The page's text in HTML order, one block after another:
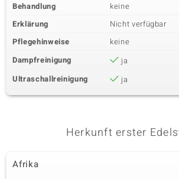
Behandlung
keine
Erklärung
Nicht verfügbar
Pflegehinweise
keine
Dampfreinigung
ja
Ultraschallreinigung
ja
Herkunft erster
Afrika